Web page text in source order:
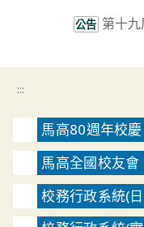
公告 第十
:::
馬高80週年校慶
馬高全國校友會
校務行政系統(